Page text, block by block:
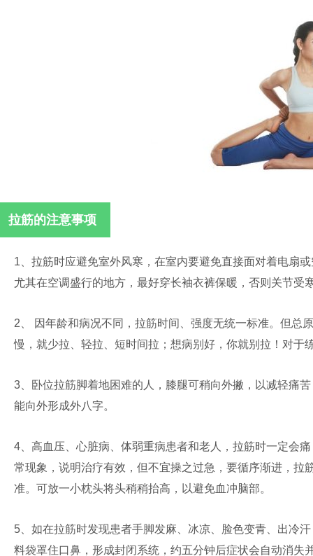
拉筋的注意事项
1、拉筋时应避免室外风寒，在室内要避免直接面对着电扇
尤其在空调盛行的地方，最好穿长袖衣裤保暖，否则关节
2、 因年龄和病况不同，拉筋时间、强度无统一标准。但总
慢，就少拉、轻拉、短时间拉；想病别好，你就别拉！对
3、卧位拉筋脚着地困难的人，膝腿可稍向外撇，以减轻痛
能向外形成外八字。
4、高血压、心脏病、体弱重病患者和老人，拉筋时一定会
常现象，说明治疗有效，但不宜操之过急，要循序渐进，
准。可放一小枕头将头稍稍抬高，以避免血冲脑部。
5、如在拉筋时发现患者手脚发麻、冰凉、脸色变青、出冷
料袋罩住口鼻，形成封闭系统，约五分钟后症状会自动消失